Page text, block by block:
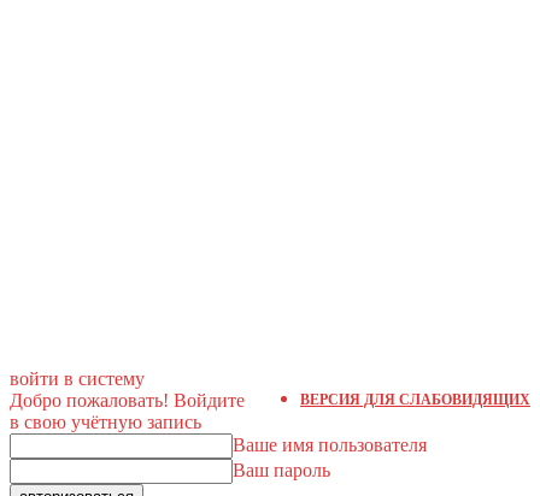
ВЕРСИЯ ДЛЯ СЛАБОВИДЯЩИХ
войти в систему
Добро пожаловать! Войдите
в свою учётную запись
Ваше имя пользователя
Ваш пароль